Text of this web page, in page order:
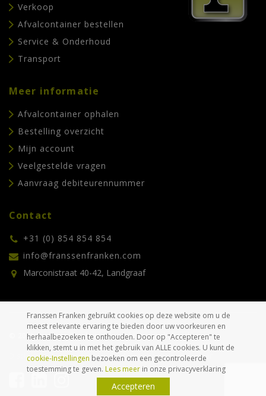
Verkoop
Afvalcontainer bestellen
Service & Onderhoud
Transport
Meer informatie
Afvalcontainer ophalen
Bestelling overzicht
Mijn account
Veelgestelde vragen
Aanvraag debiteurennummer
Contact
+31 (0) 854 854 854
info@franssenfranken.com
Marconistraat 40-42, Landgraaf
© 2026 Franssen Franken. Alle rechten voorbehouden.
Disclaimer
Privacyverklaring Algemene voorwaarden
Franssen Franken gebruikt cookies op deze website om u de
meest relevante ervaring te bieden door uw voorkeuren en
herhaalbezoeken te onthouden. Door op "Accepteren" te
klikken, stemt u in met het gebruik van ALLE cookies. U kunt de
cookie-Instellingen bezoeken om een gecontroleerde
toestemming te geven. Lees meer in onze privacyverklaring
Accepteren